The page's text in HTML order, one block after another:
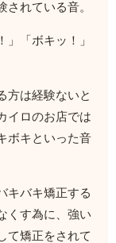
されている音。
「ボキッ！」
方は経験ないと
イロのお店では
ボキといった音
キバキ矯正する
くす為に、強い
て矯正をされて